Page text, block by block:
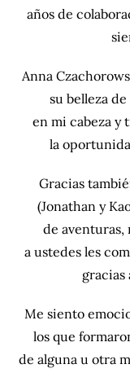
años de
Anna
su belleza
en mi cabeza y
la
Gracias
(Jonathan y
de aventuras,
a ustedes les
gracias
Me siento
los que
de alguna u otra